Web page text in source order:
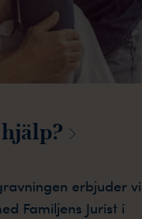
hjälp?
erbjuder
Familjens Jurist i